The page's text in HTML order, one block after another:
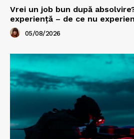
Vrei un job bun după
experiență – de ce nu
05/08/2026